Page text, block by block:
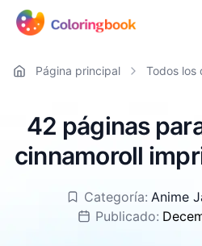
Página principal Todos los
42 páginas
cinnamoroll
Categoría: Anime
Publicado: